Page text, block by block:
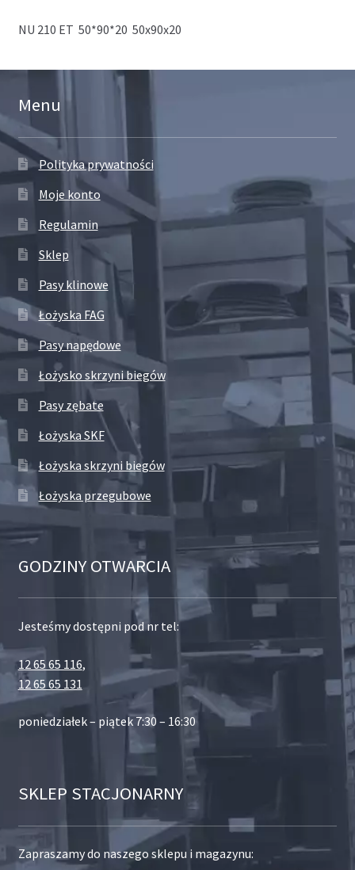
NU 210 ET 50*90*20 50x90x20
Menu
Polityka prywatności
Moje konto
Regulamin
Sklep
Pasy klinowe
Łożyska FAG
Pasy napędowe
Łożysko skrzyni biegów
Pasy zębate
Łożyska SKF
Łożyska skrzyni biegów
Łożyska przegubowe
GODZINY OTWARCIA
Jesteśmy dostępni pod nr tel:
12 65 65 116,
12 65 65 131
poniedziałek – piątek 7:30 – 16:30
SKLEP STACJONARNY
Zapraszamy do naszego sklepu i magazynu: